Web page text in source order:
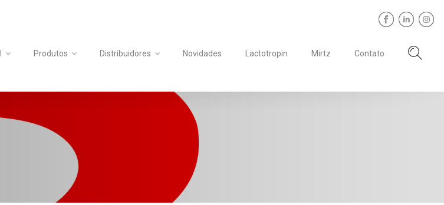
Produtos Distribuidores Novidades Lactotropin Mirtz Contato